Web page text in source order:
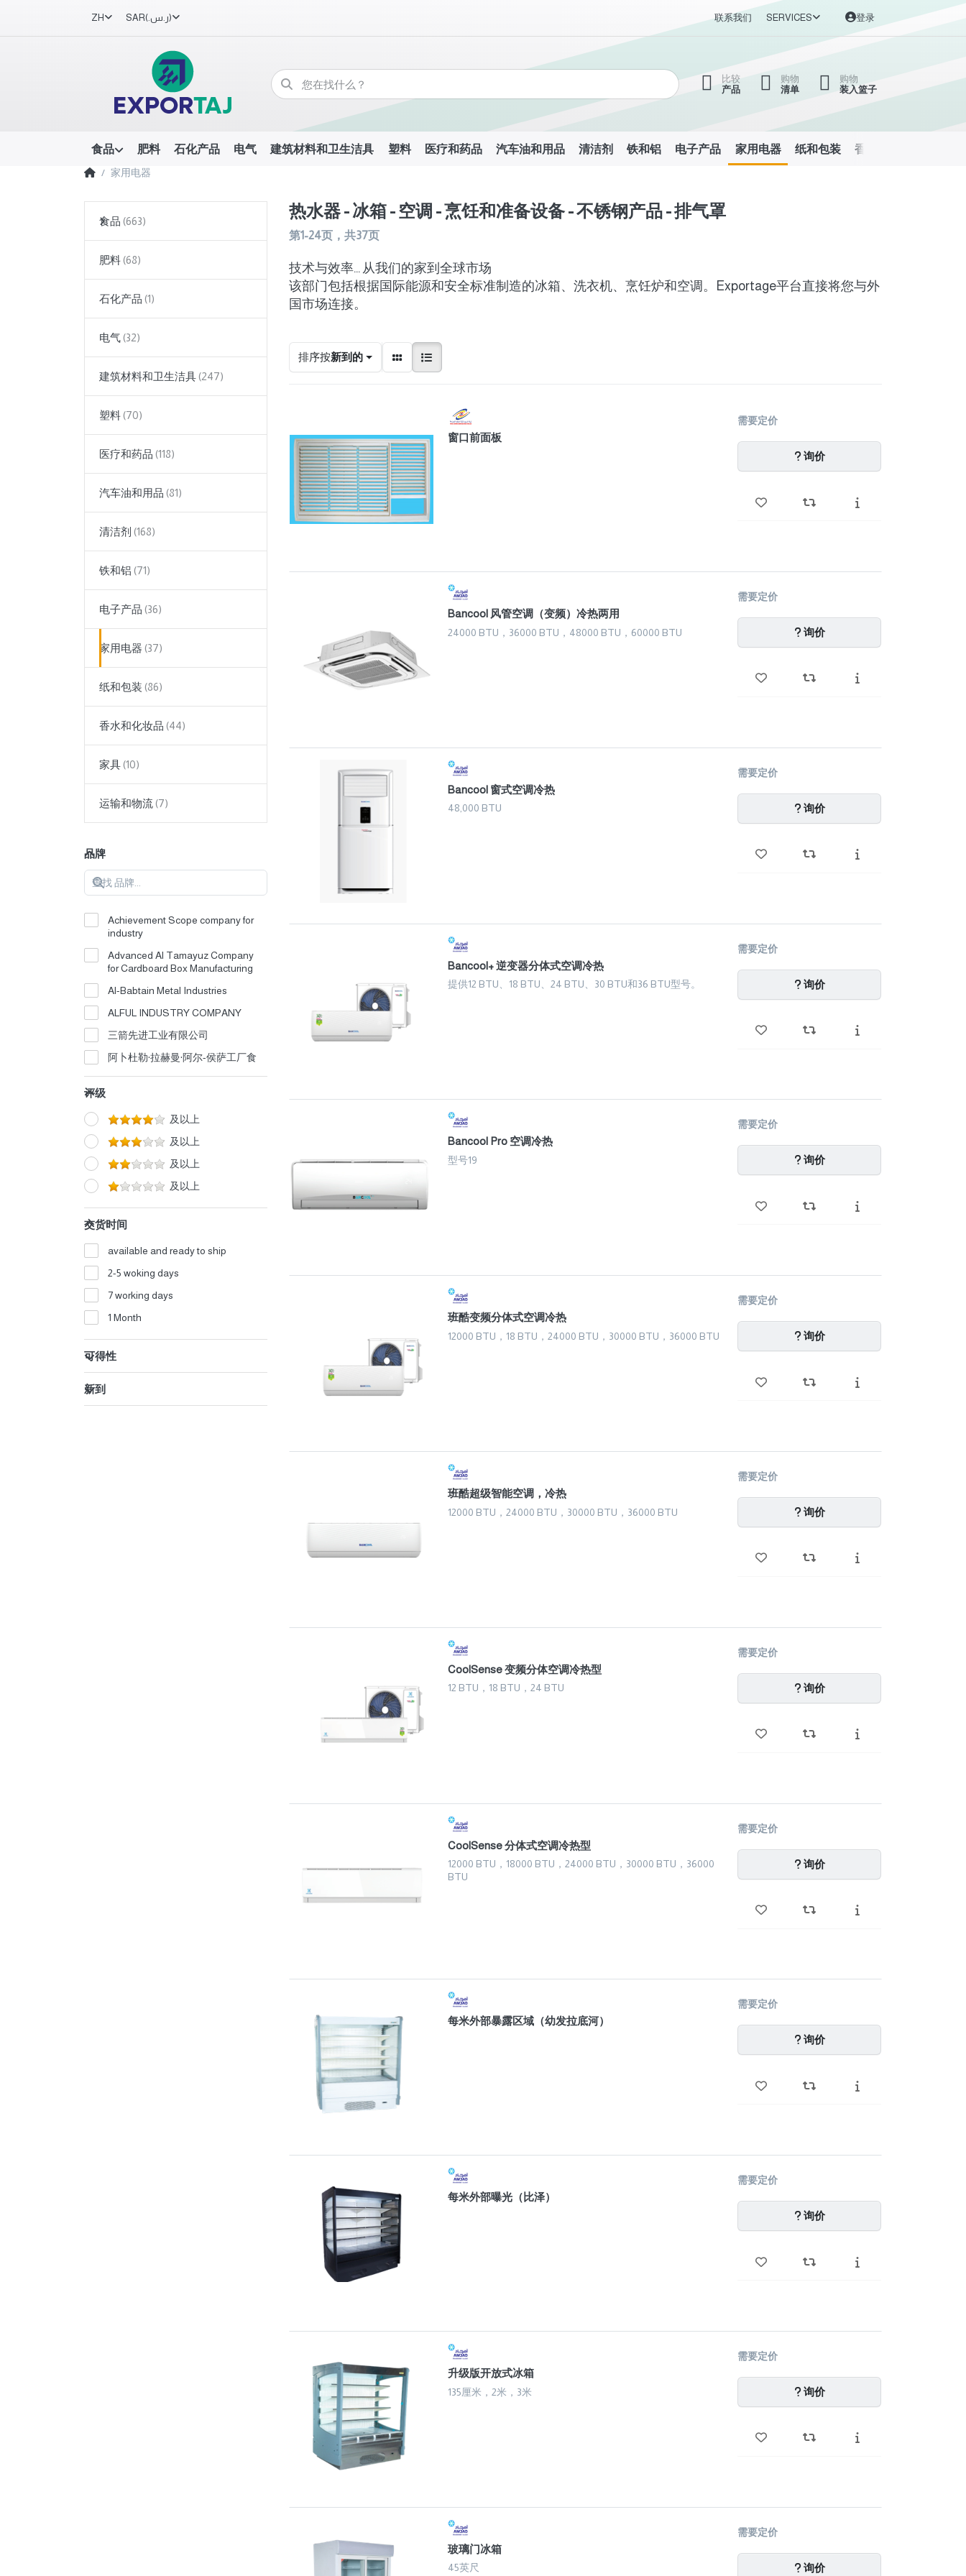
ZH SAR (ر.س.‏) 联系我们 SERVICES 登录
比较
产品
购物
清单
购物
装入篮子
食品 肥料 石化产品 电气 建筑材料和卫生洁具 塑料 医疗和药品 汽车油和用品 清洁剂 铁和铝 电子产品 家用电器 纸和包装 香水和化妆品
家用电器
食品
肥料
石化产品
电气
建筑材料和卫生洁具
塑料
医疗和药品
汽车油和用品
清洁剂
铁和铝
电子产品
家用电器
纸和包装
香水和化妆品
家具
运输和物流
品牌
Achievement Scope company for
industry
Advanced Al Tamayuz Company
for Cardboard Box Manufacturing
Al-Babtain Metal Industries
ALFUL INDUSTRY COMPANY
三箭先进工业有限公司
阿卜杜勒·拉赫曼·阿尔-侯萨工厂食
阿尔安萨尔日期和甜点工厂
阿尔巴瓦西克食品工业公司
阿尔希法医疗产品公司
阿尔瓦迪阿尔穆巴拉克工厂
阿尔贾瓦达瓷器与陶瓷有限公司
阿尔阿姆贾德联合贸易公司
阿尔阿德尔工业厂
阿拉敏日期工厂
阿拉瓦尔医疗用品厂
阿斯本拉 - 食品与优质糕点工业公
司
阿法克阿萨萨特工业厂
评级
及以上
及以上
及以上
及以上
交货时间
available and ready to ship
2-5 woking days
7 working days
1 Month
可得性
新到
热水器 - 冰箱 - 空调 - 烹饪和准备设备 - 不锈钢产品 - 排气罩
第1-24页，共37页
技术与效率... 从我们的家到全球市场
该部门包括根据国际能源和安全标准制造的冰箱、洗衣机、烹饪炉和空调。Exportage平台直接将您与外
国市场连接。
排序按新到的
窗口前面板
需要定价
询价
Bancool 风管空调（变频）冷热两用
24000 BTU，36000 BTU，48000 BTU，60000 BTU
需要定价
询价
Bancool 窗式空调冷热
48,000 BTU
需要定价
询价
Bancool+ 逆变器分体式空调冷热
提供12 BTU、18 BTU、24 BTU、30 BTU和36 BTU型号。
需要定价
询价
Bancool Pro 空调冷热
型号19
需要定价
询价
班酷变频分体式空调冷热
12000 BTU，18 BTU，24000 BTU，30000 BTU，36000 BTU
需要定价
询价
班酷超级智能空调，冷热
12000 BTU，24000 BTU，30000 BTU，36000 BTU
需要定价
询价
CoolSense 变频分体空调冷热型
12 BTU，18 BTU，24 BTU
需要定价
询价
CoolSense 分体式空调冷热型
12000 BTU，18000 BTU，24000 BTU，30000 BTU，36000
BTU
需要定价
询价
每米外部暴露区域（幼发拉底河）
需要定价
询价
每米外部曝光（比泽）
需要定价
询价
升级版开放式冰箱
135厘米，2米，3米
需要定价
询价
玻璃门冰箱
45英尺
需要定价
询价